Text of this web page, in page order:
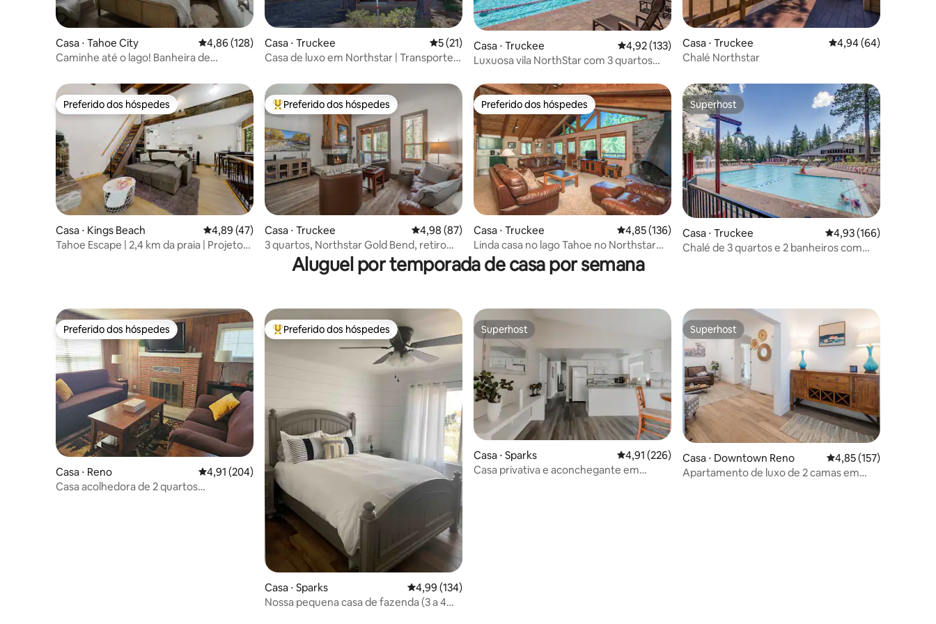
Casa ⋅ Tahoe City 4,86 de uma avaliação média de 5, 128 avaliações
4,86 (128)
Caminhe até o lago! Banheira de
luxo
Casa ⋅ Truckee 5 de uma avaliação média de 5, 21 avaliações
5 (21)
Casa de luxo em Northstar | Transporte
Casa ⋅ Truckee 4,92 de uma avaliação média de 5, 133 avaliações
4,92 (133)
Luxuosa vila NorthStar com 3 quartos
Casa ⋅ Truckee 4,94 de uma
4,94 (64)
Chalé Northstar
Preferido dos hóspedes
Preferido dos hóspedes
Casa ⋅ Kings Beach 4,89 de uma avaliação média de 5, 47 avaliações
4,89 (47)
Tahoe Escape | 2,4 km da praia | Projetor
Entre os melhores preferidos dos hóspedes
Preferido dos hóspedes
Casa ⋅ Truckee 4,98 de uma avaliação média de 5, 87 avaliações
4,98 (87)
3 quartos, Northstar Gold Bend, retiro
recém-remodelado
Preferido dos hóspedes
Preferido dos hóspedes
Casa ⋅ Truckee 4,85 de uma avaliação média de 5, 136 avaliações
4,85 (136)
Linda casa no lago Tahoe no Northstar
Resort!
Superhost
Superhost
Casa ⋅ Truckee 4,93 de uma avaliação
4,93 (166)
Chalé de 3 quartos e 2 banheiros com
Aluguel por temporada de casa por semana
Preferido dos hóspedes
Preferido dos hóspedes
Casa ⋅ Reno 4,91 de uma avaliação média de 5, 204 avaliações
4,91 (204)
Casa acolhedora de 2 quartos
Entre os melhores preferidos dos hóspedes
Preferido dos hóspedes
Casa ⋅ Sparks 4,99 de uma avaliação média de 5, 134 avaliações
4,99 (134)
Nossa pequena casa de fazenda (3 a 4
Superhost
Superhost
Casa ⋅ Sparks 4,91 de uma avaliação média de 5, 226 avaliações
4,91 (226)
Casa privativa e aconchegante em
Superhost
Superhost
Casa ⋅ Downtown Reno 4,85 de uma avaliação
4,85 (157)
Apartamento de luxo de 2 camas em